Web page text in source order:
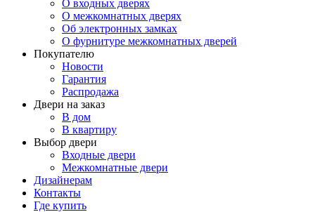
О входных дверях
О межкомнатных дверях
Об электронных замках
О фурнитуре межкомнатных дверей
Покупателю
Новости
Гарантия
Распродажа
Двери на заказ
В дом
В квартиру
Выбор двери
Входные двери
Межкомнатные двери
Дизайнерам
Контакты
Где купить